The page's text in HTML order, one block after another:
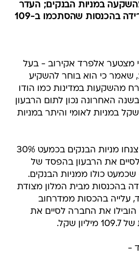
במניות הבנקים; העדר
מימושים הוביל לירידה בהכנסות שהסתכמו ב-109
מצטער אלפרד אקירוב - בעל
שאמר כי הוא בוחר להשקיע
מהשקעות במדינות כמו הודו
האחרונה נכון לתום הרבעון
מיליון שקל במניות לאומי והיתר במניות
הרבעון השלישי בו צנחו מניות הבנקים בכמעט 30%
את הרבעון בהפסד של
- שכמעט כולו ממניות הבנקים.
בהכנסות מבית המלון מצודת
עלייה בהכסות ממדרחוב
את החברה לסיים את
שקל.
-